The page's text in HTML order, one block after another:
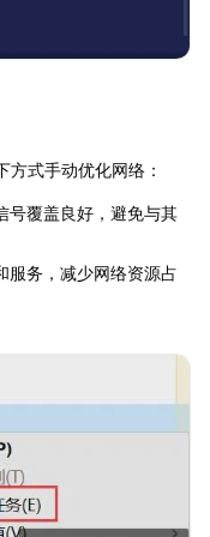
式手动优化网络：
号覆盖良好，避免与其
服务，减少网络资源占